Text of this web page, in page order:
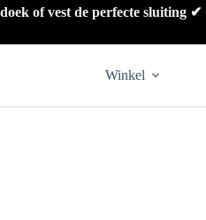
of vest de perfecte sluiting
Winkel